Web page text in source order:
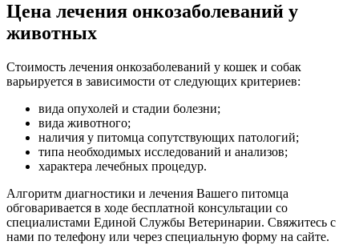
Цена лечения онкозаболеваний у
животных
Стоимость лечения онкозаболеваний у кошек и собак
варьируется в зависимости от следующих критериев:
вида опухолей и стадии болезни;
вида животного;
наличия у питомца сопутствующих патологий;
типа необходимых исследований и анализов;
характера лечебных процедур.
Алгоритм диагностики и лечения Вашего питомца
обговаривается в ходе бесплатной консультации со
специалистами Единой Службы Ветеринарии. Свяжитесь с
нами по телефону или через специальную форму на сайте.